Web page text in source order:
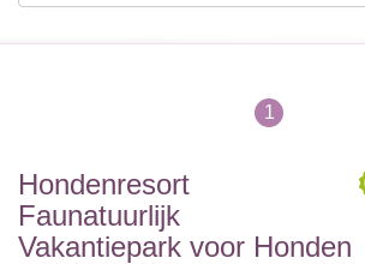
1
Hondenresort
Faunatuurlijk
Vakantiepark voor Honden